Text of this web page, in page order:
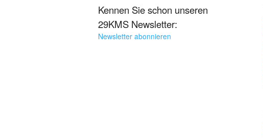
Kennen Sie schon unseren
29KMS Newsletter:
Newsletter abonnieren